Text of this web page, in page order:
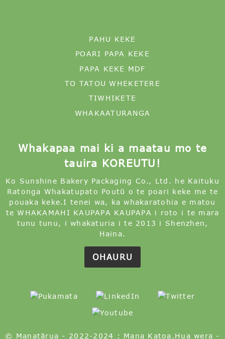
PAHU KEKE
POARI PAPA KEKE
PAPA KEKE MDF
TO TATOU WHEKETERE
TIWHIKETE
WHAKAATURANGA
Whakapaa mai ki a maatau mo te
tauira KOREUTU!
Ko Sunshine Bakery Packaging Co., Ltd. he Kaituku
Ratonga Whakatupato Poutū o te poari keke me te
pouaka keke.I tenei wa, ka whakaratohia e matou
te WHAKAMAHI KAUPAPA KAUPAPA i roto i te mara
tunu tunu, i whakaturia i te 2013 i Shenzhen,
Haina.
OHAURU
© Manatārua - 2022-2024 : Mana Katoa.Hua wera -